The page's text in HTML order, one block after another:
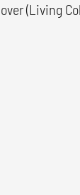
(Living